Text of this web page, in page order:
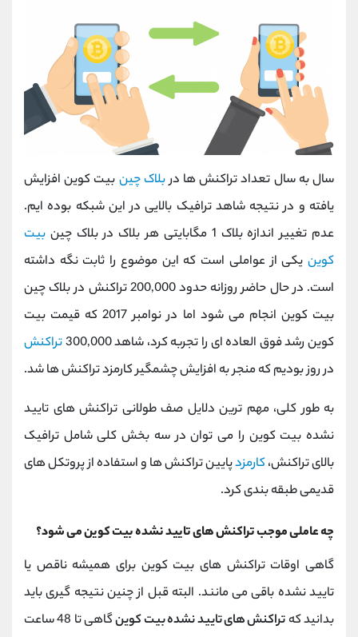
سال به سال تعداد تراکنش ها دربلاک چین بیت کوین افزایش
یافته و در نتیجه شاهد ترافیک بالایی در این شبکه بوده ایم.
عدم تغییر اندازه بلاک 1 مگابایتی هر بلاک در بلاک چین
بیت
کوین یکی از عواملی است که این موضوع را ثابت نگه داشته
است. در حال حاضر روزانه حدود 200,000 تراکنش در بلاک چین
بیت کوین انجام می شود اما در نوامبر 2017 که قیمت بیت
کوین رشد فوق العاده ای را تجربه کرد، شاهد 300,000
تراکنش
در روز بودیم که منجر به افزایش چشمگیر کارمزد تراکنش ها شد.
به طور کلی، مهم ترین دلایل صف طولانی تراکنش های تایید
نشده بیت کوین را می توان در سه بخش کلی شامل ترافیک
بالای تراکنش،کارمزدپایین تراکنش ها و استفاده از پروتکل های
قدیمی طبقه بندی کرد.
چه عاملی موجب تراکنش های تایید نشده بیت کوین می شود؟
گاهی اوقات تراکنش های بیت کوین برای همیشه ناقص یا
تایید نشده باقی می مانند. البته قبل از چنین نتیجه گیری باید
بدانید که تراکنش های تایید نشده بیت کوین
گاهی تا 48 ساعت